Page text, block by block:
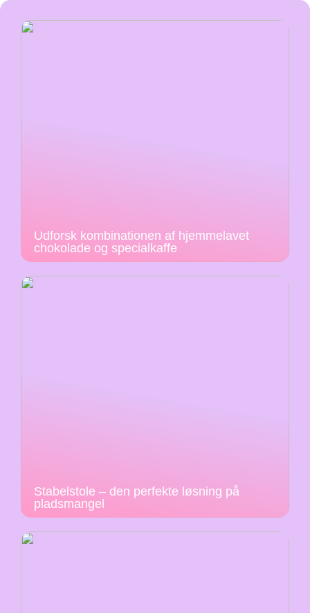
Udforsk kombinationen af hjemmelavet
chokolade og specialkaffe
Stabelstole – den perfekte løsning på
pladsmangel